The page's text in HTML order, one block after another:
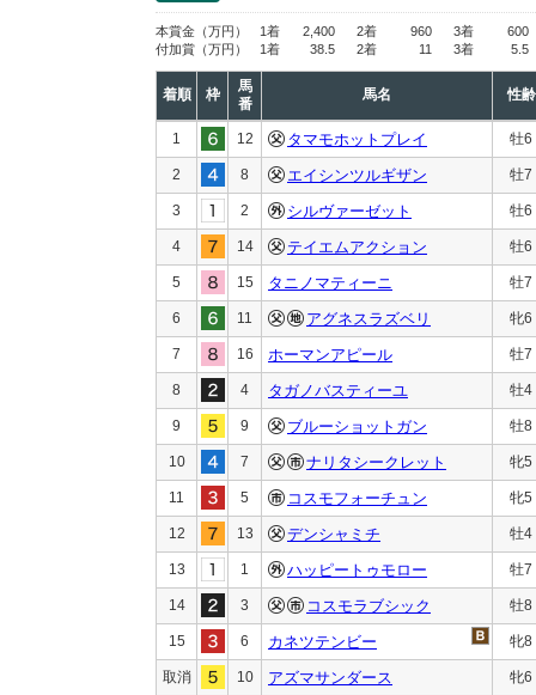
本賞金 （万円） 1着 2,400 2着 960 3着
600
付加賞 （万円） 1着 38.5 2着 11 3着 5.5
着順 枠
馬
番
馬名 性齢
1 12 タマモホットプレイ 牡6
2 8 エイシンツルギザン 牡7
3 2 シルヴァーゼット 牡6
4 14 テイエムアクション 牡6
5 15 タニノマティーニ 牡7
6 11 アグネスラズベリ 牝6
7 16 ホーマンアピール 牡7
8 4 タガノバスティーユ 牡4
9 9 ブルーショットガン 牡8
10 7 ナリタシークレット 牝5
11 5 コスモフォーチュン 牝5
12 13 デンシャミチ 牡4
13 1 ハッピートゥモロー 牡7
14 3 コスモラブシック 牡8
15 6 カネツテンビー 牝8
取消 10 アズマサンダース 牝6